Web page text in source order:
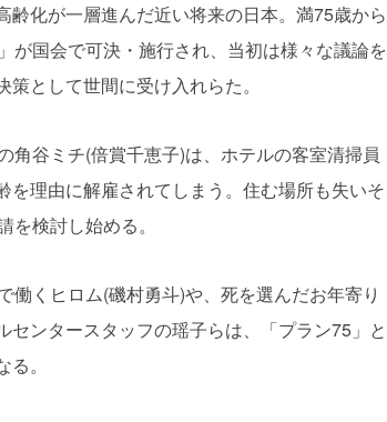
齢化が一層進んだ近い将来の日本。満75歳から
」が国会で可決・施行され、当初は様々な議論を
として世間に受け入れらた。
角谷ミチ(倍賞千恵子)は、ホテルの客室清掃員
を理由に解雇されてしまう。住む場所も失いそ
を検討し始める。
働くヒロム(磯村勇斗)や、死を選んだお年寄り
センタースタッフの瑶子らは、「プラン75 」と
。